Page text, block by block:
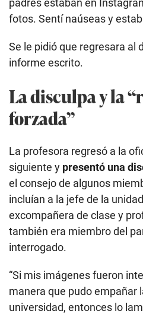
fotos. Sentí naúseas y
Se le pidió que regresara al
informe escrito.
La disculpa y la
forzada”
La profesora regresó a la
siguiente y presentó una
el consejo de algunos
incluían a la jefe de la
excompañera de clase y
también era miembro del
interrogado.
“Si mis imágenes fueron
manera que pudo empañar
universidad, entonces lo